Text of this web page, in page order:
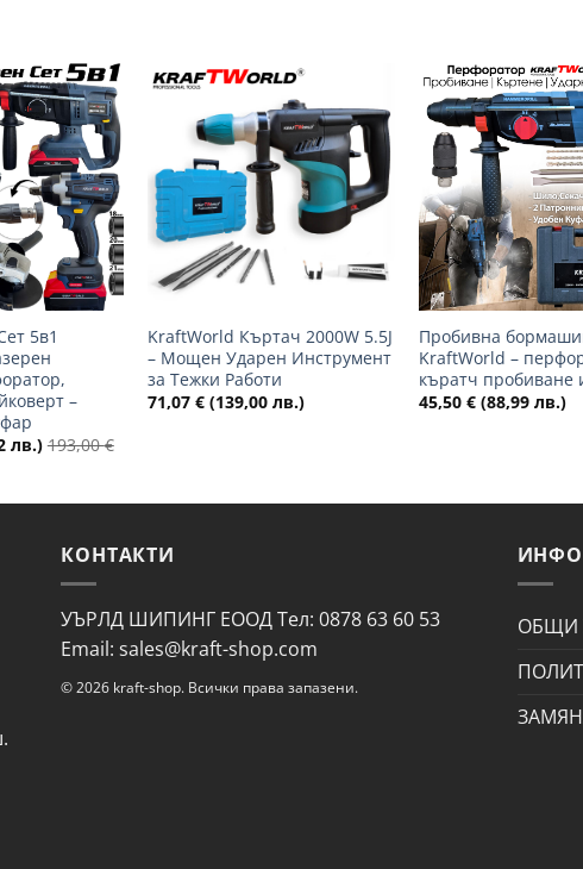
Добави
в
желани
5в1
–
лв.) 193,00€
Добави
в
желани
+
KraftWorld Къртач 2000W 5.5J
– Мощен Ударен Инструмент
за Тежки Работи
71,07 € (139,00 лв.)
+
Пробивна
KraftWorld –
къратч пробиване
45,50 € (88,99 лв.)
КОНТАКТИ
УЪРЛД ШИПИНГ ЕООД Тел: 0878 63 60 53
Email: sales@kraft-shop.com
© 2026 kraft-shop. Всички права запазени.
ОБЩИ